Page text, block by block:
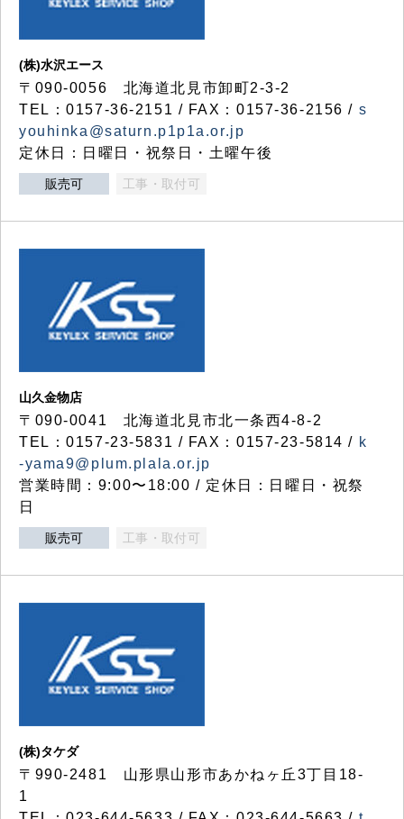
(株)水沢エース
〒090-0056 北海道北見市卸町2-3-2
TEL：0157-36-2151 / FAX：0157-36-2156 / s
youhinka@saturn.p1p1a.or.jp
定休日：日曜日・祝祭日・土曜午後
販売可 工事・取付可
山久金物店
〒090-0041 北海道北見市北一条西4-8-2
TEL：0157-23-5831 / FAX：0157-23-5814 / k
-yama9@plum.plala.or.jp
営業時間：9:00〜18:00 / 定休日：日曜日・祝祭
日
販売可 工事・取付可
(株)タケダ
〒990-2481 山形県山形市あかねヶ丘3丁目18-
1